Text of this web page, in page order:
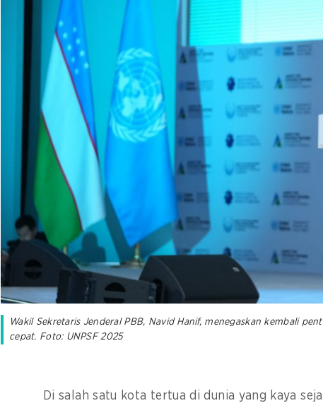
Wakil Sekretaris Jenderal PBB, Navid Hanif, menegaskan kembali
cepat. Foto: UNPSF 2025
Di salah satu kota tertua di dunia yang kaya